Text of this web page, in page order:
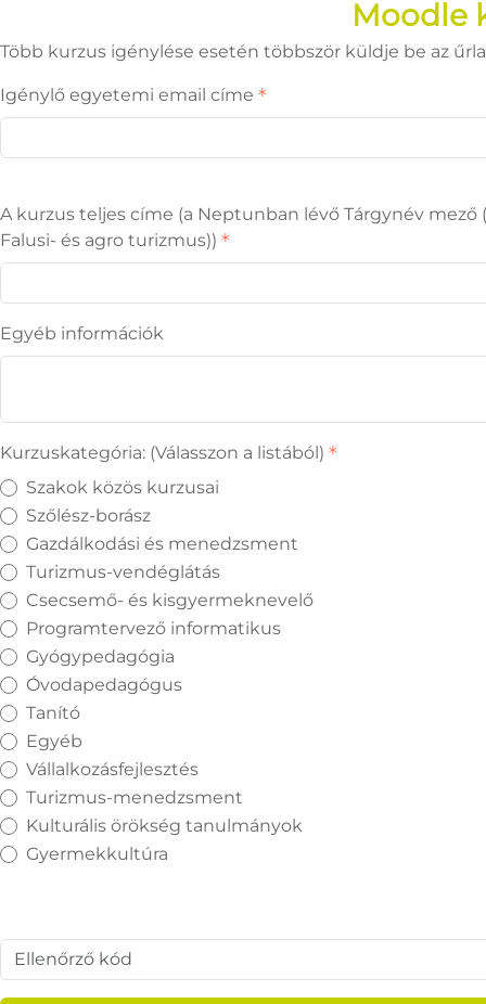
Moodle
Több kurzus igénylése esetén többször küldje be az
Igénylő egyetemi email címe
A kurzus teljes címe (a Neptunban lévő Tárgynév mező
Falusi- és agro turizmus))
Egyéb információk
Kurzuskategória: (Válasszon a listából)
Szakok közös kurzusai
Szőlész-borász
Gazdálkodási és menedzsment
Turizmus-vendéglátás
Csecsemő- és kisgyermeknevelő
Programtervező informatikus
Gyógypedagógia
Óvodapedagógus
Tanító
Egyéb
Vállalkozásfejlesztés
Turizmus-menedzsment
Kulturális örökség tanulmányok
Gyermekkultúra